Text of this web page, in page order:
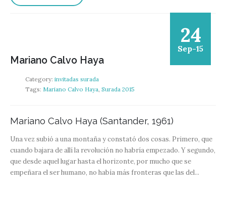
24
Sep-15
Mariano Calvo Haya
Category: invitadas surada
Tags: Mariano Calvo Haya, Surada 2015
Mariano Calvo Haya (Santander, 1961)
Una vez subió a una montaña y constató dos cosas. Primero, que
cuando bajara de allí la revolución no habría empezado. Y segundo,
que desde aquel lugar hasta el horizonte, por mucho que se
empeñara el ser humano, no había más fronteras que las del...